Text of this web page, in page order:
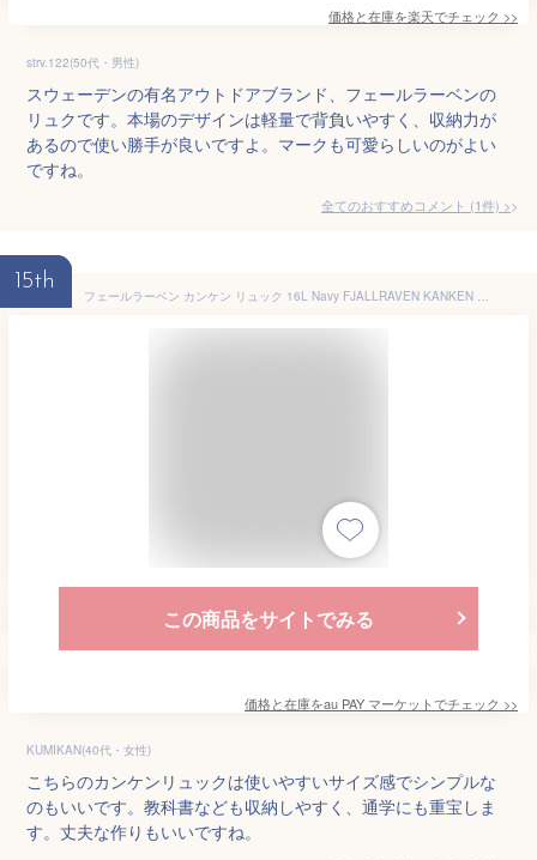
価格と在庫を楽天でチェック >>
strv.122(50代・男性)
スウェーデンの有名アウトドアブランド、フェールラーベンの
リュクです。本場のデザインは軽量で背負いやすく、収納力が
あるので使い勝手が良いですよ。マークも可愛らしいのがよい
ですね。
全てのおすすめコメント (1件) >
15th
フェールラーベン カンケン リュック 16L Navy FJALLRAVEN KANKEN 23510560
この商品をサイトでみる
価格と在庫をau PAY マーケットでチェック >>
KUMIKAN(40代・女性)
こちらのカンケンリュックは使いやすいサイズ感でシンプルな
のもいいです。教科書なども収納しやすく、通学にも重宝しま
す。丈夫な作りもいいですね。